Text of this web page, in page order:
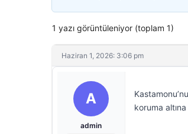
1 yazı görüntüleniyor (toplam 1)
Haziran 1, 2026: 3:06 pm
A
admin
koruma